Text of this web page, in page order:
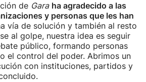
de Gara ha agradecido a las
y personas que les han
vía de solución y también al resto
al golpe, nuestra idea es seguir
público, formando personas
el control del poder. Abrimos un
con instituciones, partidos y